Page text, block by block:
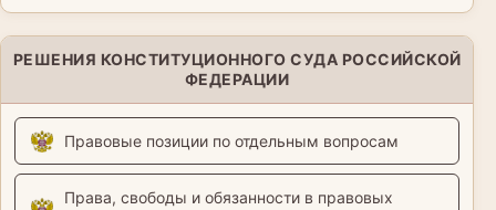
РЕШЕНИЯ КОНСТИТУЦИОННОГО СУДА РОССИЙСКОЙ
ФЕДЕРАЦИИ
Правовые позиции по отдельным вопросам
Права, свободы и обязанности в правовых